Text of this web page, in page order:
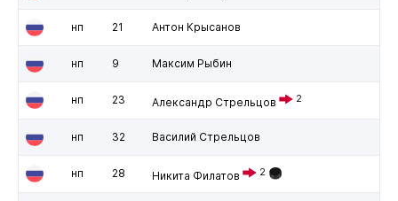
нп 21 Антон Крысанов
нп 9 Максим Рыбин
нп 23 Александр Стрельцов 2
нп 32 Василий Стрельцов
нп 28 Никита Филатов 2